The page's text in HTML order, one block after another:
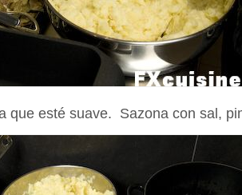
que esté suave. Sazona con sal,